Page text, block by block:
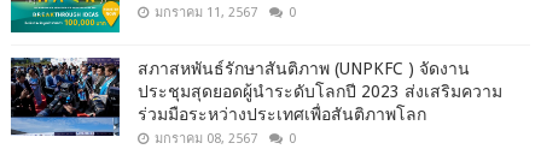
มกราคม 11, 2567 0
สภาสหพันธ์รักษาสันติภาพ (UNPKFC ) จัดงาน
ประชุมสุดยอดผู้นำระดับโลกปี 2023 ส่งเสริมความ
ร่วมมือระหว่างประเทศเพื่อสันติภาพโลก
มกราคม 08, 2567 0